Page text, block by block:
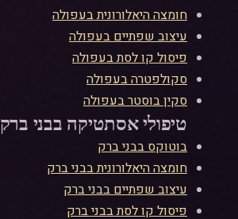
חומצה היאלורוניתבעפולה
עיצוב שפתייםבעפולה
פיסול קו לסתבעפולה
סקולפטרהבעפולה
סקין בוסטרבעפולה
טיפולי אסתטיקה בבני ברק
בוטוקסבבני ברק
חומצה היאלורוניתבבני ברק
עיצוב שפתייםבבני ברק
פיסול קו לסתבבני ברק